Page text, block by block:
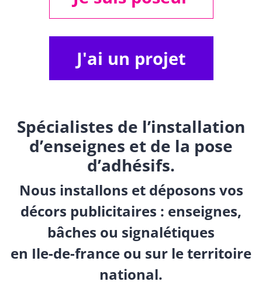
J'ai un projet
Spécialistes de l’installation
d’enseignes et de la pose
d’adhésifs.
Nous installons et déposons vos
décors publicitaires : enseignes,
bâches ou signalétiques
en Ile-de-france ou sur le territoire
national.